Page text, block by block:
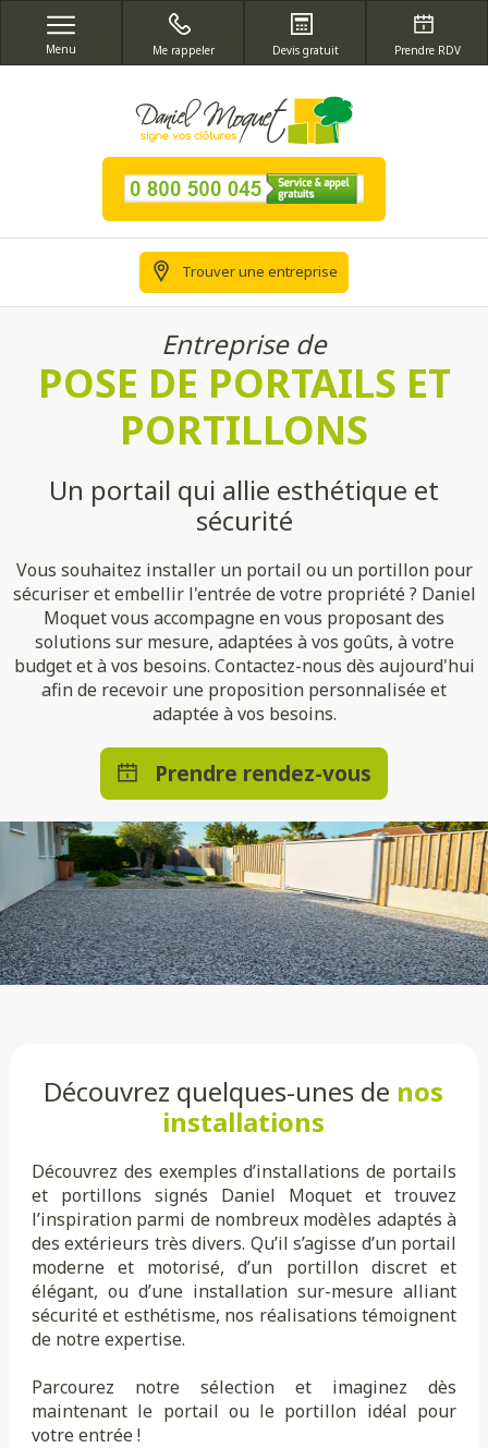
Menu Me rappeler Devis gratuit Prendre RDV
Trouver une entreprise
Entreprise de
POSE DE PORTAILS ET
PORTILLONS
Un portail qui allie esthétique et
sécurité
Vous souhaitez installer un portail ou un portillon pour
sécuriser et embellir l'entrée de votre propriété ? Daniel
Moquet vous accompagne en vous proposant des
solutions sur mesure, adaptées à vos goûts, à votre
budget et à vos besoins. Contactez-nous dès aujourd'hui
afin de recevoir une proposition personnalisée et
adaptée à vos besoins.
Prendre rendez-vous
Découvrez quelques-unes de nos
installations
Découvrez des exemples d’installations de portails
et portillons signés Daniel Moquet et trouvez
l’inspiration parmi de nombreux modèles adaptés à
des extérieurs très divers. Qu’il s’agisse d’un portail
moderne et motorisé, d’un portillon discret et
élégant, ou d’une installation sur-mesure alliant
sécurité et esthétisme, nos réalisations témoignent
de notre expertise.
Parcourez notre sélection et imaginez dès
maintenant le portail ou le portillon idéal pour
votre entrée !